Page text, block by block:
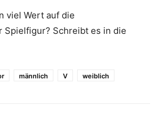
viel Wert auf die
Spielfigur? Schreibt es in die
männlich V weiblich